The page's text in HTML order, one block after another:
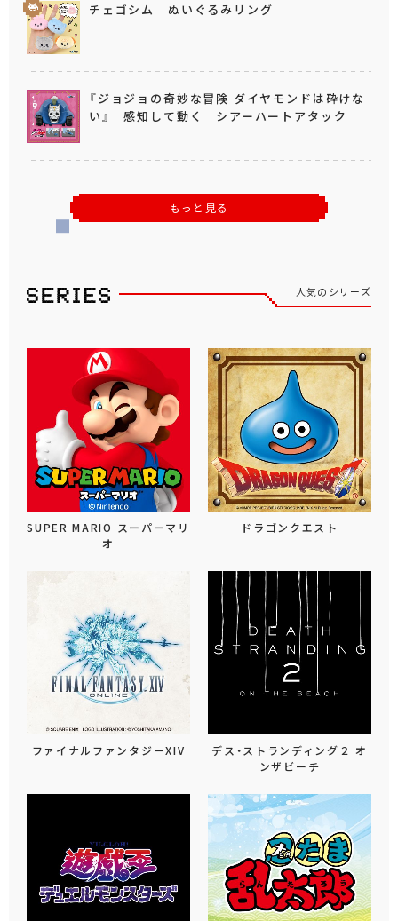
チェゴシム ぬいぐるみリング
『ジョジョの奇妙な冒険 ダイヤモンドは砕けな
い』 感知して動く シアーハートアタック
もっと見る
人気のシリーズ
SUPER MARIO スーパーマリ
オ
ドラゴンクエスト
ファイナルファンタジーXIV
デス・ストランディング２ オ
ンザビーチ